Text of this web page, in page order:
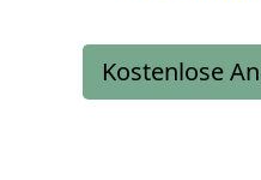
Kostenlose